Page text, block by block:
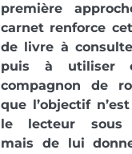
première
carnet renforce
de livre à
puis à utiliser
compagnon de
que l’objectif
le lecteur sous
mais de lui